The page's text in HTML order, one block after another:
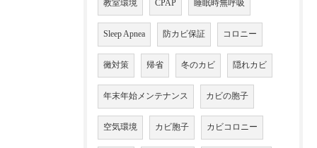
教室環境 CPAP 睡眠時無呼吸
Sleep Apnea 防カビ保証 コロニー
黴対策 帰省 冬のカビ 隠れカビ
年末年始メンテナンス カビの胞子
空気環境 カビ胞子 カビコロニー